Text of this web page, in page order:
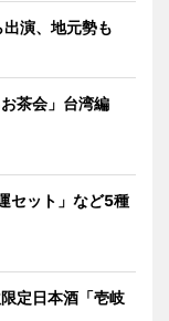
演、地元勢も
お茶会」台湾編
セット」など5種
定日本酒「壱岐